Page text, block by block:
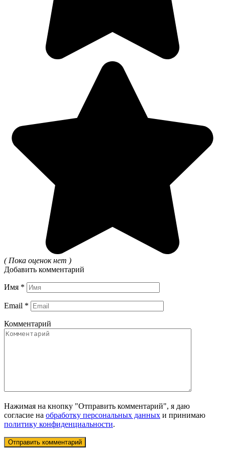
( Пока оценок нет )
Добавить комментарий
Имя *
Email *
Комментарий
Нажимая на кнопку "Отправить комментарий", я даю
согласие на обработку персональных данных и принимаю
политику конфиденциальности.